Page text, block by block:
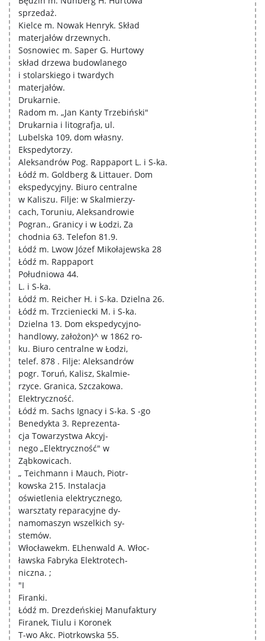
sprzedaż.
Kielce m. Nowak Henryk. Skład
materjałów drzewnych.
Sosnowiec m. Saper G. Hurtowy
skład drzewa budowlanego
i stolarskiego i twardych
materjałów.
Drukarnie.
Radom m. „Jan Kanty Trzebiński"
Drukarnia i litografja, ul.
Lubelska 109, dom własny.
Ekspedytorzy.
Aleksandrów Pog. Rappaport L. i S-ka.
Łódź m. Goldberg & Littauer. Dom
ekspedycyjny. Biuro centralne
w Kaliszu. Filje: w Skalmierzy-
cach, Toruniu, Aleksandrowie
Pogran., Granicy i w Łodzi, Za
chodnia 63. Telefon 81.9.
Łódź m. Lwow Józef Mikołajewska 28
Łódź m. Rappaport
Południowa 44.
L. i S-ka.
Łódź m. Reicher H. i S-ka. Dzielna 26.
Łódź m. Trzcieniecki M. i S-ka.
Dzielna 13. Dom ekspedycyjno-
handlowy, założon}^ w 1862 ro-
ku. Biuro centralne w Łodzi,
telef. 878 . Filje: Aleksandrów
pogr. Toruń, Kalisz, Skalmie-
rzyce. Granica, Szczakowa.
Elektryczność.
Łódź m. Sachs Ignacy i S-ka. S -go
Benedykta 3. Reprezenta-
cja Towarzystwa Akcyj-
nego „Elektryczność" w
Ząbkowicach.
„ Teichmann i Mauch, Piotr-
kowska 215. Instalacja
oświetlenia elektrycznego,
warsztaty reparacyjne dy-
namomaszyn wszelkich sy-
stemów.
Włocławekm. ELhenwald A. Włoc-
ławska Fabryka Elektrotech-
niczna. ;
"I
Firanki.
Łódź m. Drezdeńskiej Manufaktury
Firanek, Tiulu i Koronek
T-wo Akc. Piotrkowska 55.